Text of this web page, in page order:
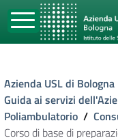
Azienda USL di Bologna
Guida ai servizi
Poliambulatorio /
Corso di base di